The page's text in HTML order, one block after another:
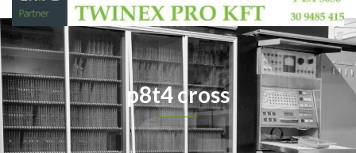
p8t4 cross